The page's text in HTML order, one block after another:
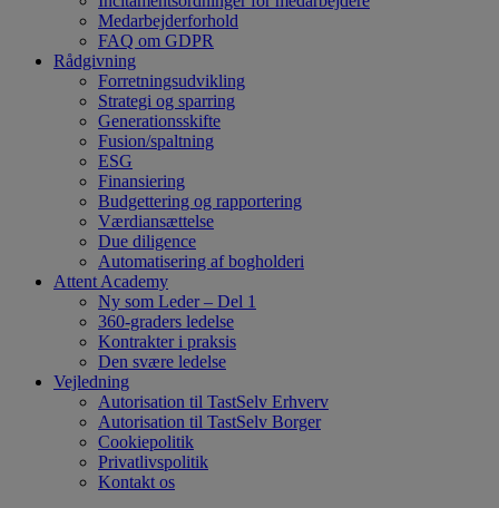
Medarbejderforhold
FAQ om GDPR
Rådgivning
Forretningsudvikling
Strategi og sparring
Generationsskifte
Fusion/spaltning
ESG
Finansiering
Budgettering og rapportering
Værdiansættelse
Due diligence
Automatisering af bogholderi
Attent Academy
Ny som Leder – Del 1
360-graders ledelse
Kontrakter i praksis
Den svære ledelse
Vejledning
Autorisation til TastSelv Erhverv
Autorisation til TastSelv Borger
Cookiepolitik
Privatlivspolitik
Kontakt os